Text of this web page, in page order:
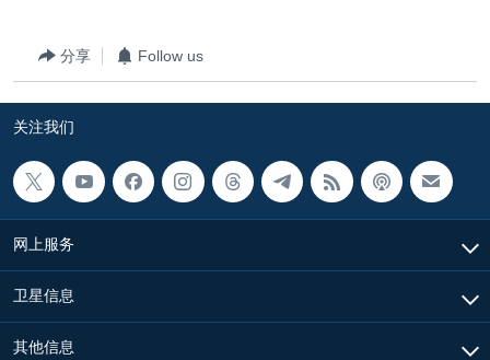
分享 Follow us
关注我们
网上服务
卫星信息
其他信息